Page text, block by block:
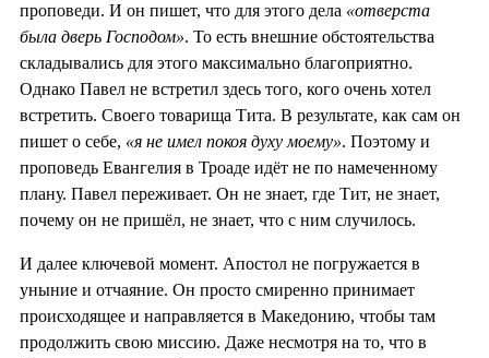
проповеди. И он пишет, что для этого дела «отверста
была дверь Господом». То есть внешние обстоятельства
складывались для этого максимально благоприятно.
Однако Павел не встретил здесь того, кого очень хотел
встретить. Своего товарища Тита. В результате, как сам он
пишет о себе, «я не имел покоя духу моему». Поэтому и
проповедь Евангелия в Троаде идёт не по намеченному
плану. Павел переживает. Он не знает, где Тит, не знает,
почему он не пришёл, не знает, что с ним случилось.
И далее ключевой момент. Апостол не погружается в
уныние и отчаяние. Он просто смиренно принимает
происходящее и направляется в Македонию, чтобы там
продолжить свою миссию. Даже несмотря на то, что в